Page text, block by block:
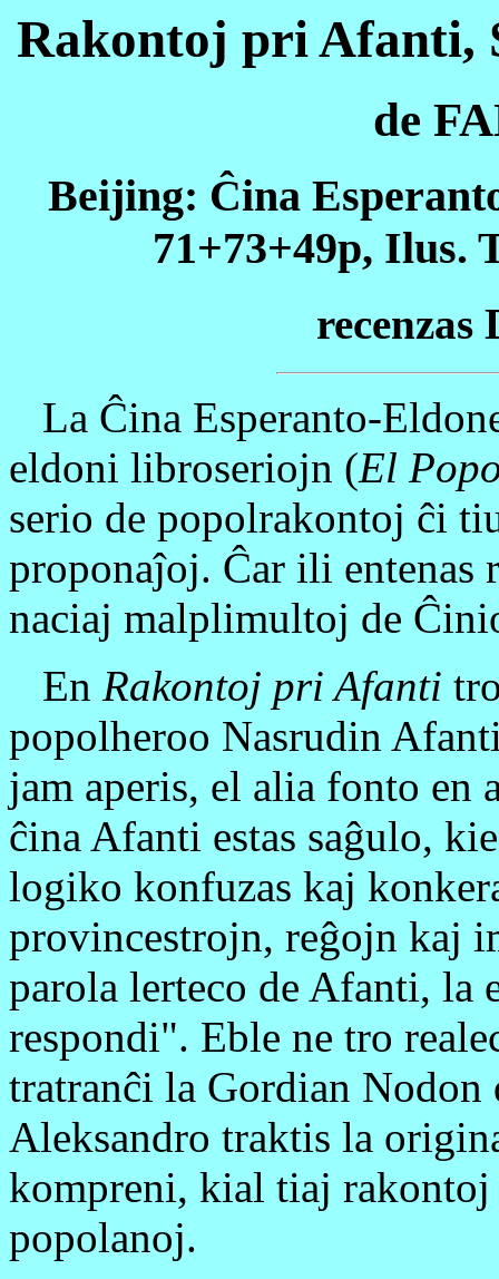
Rakontoj pri Afanti,
de
Beijing: Ĉina
71+73+49p, Ilus.
La Ĉina Esperanto-
eldoni libroseriojn (El
serio de popolrakontoj ĉi
proponaĵoj. Ĉar ili entenas
naciaj malplimultoj de
En Rakontoj pri Afanti
popolheroo Nasrudin
jam aperis, el alia fonto en
ĉina Afanti estas saĝulo,
logiko konfuzas kaj
provincestrojn, reĝojn kaj
parola lerteco de Afanti, la
respondi". Eble ne tro
tratranĉi la Gordian
Aleksandro traktis la
kompreni, kial tiaj rakontoj
popolanoj.